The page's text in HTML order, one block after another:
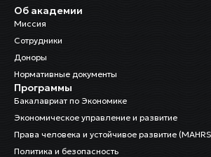
Технический персонал
Назгуль Чолпонбаева
Специалист по правам детей
Д-р Сулайманова Бурулча
Глава департамента по
тренингам
Об академии
Миссия
Сотрудники
Доноры
Нормативные документы
Программы
Бакалавриат по Экономике
Экономическое управление и развитие
Права человека и устойчивое развитие
Политика и безопасность